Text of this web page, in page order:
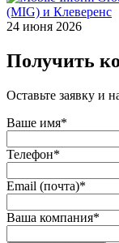
(MIG) и Клеверенс
24 июня 2026
Получить
Оставьте заявку и
Ваше имя*
Телефон*
Email (почта)*
Ваша компания*